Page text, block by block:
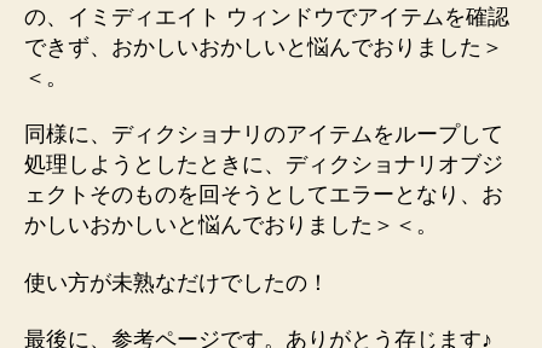
の、イミディエイト ウィンドウでアイテムを確認
できず、おかしいおかしいと悩んでおりました＞
＜。
同様に、ディクショナリのアイテムをループして
処理しようとしたときに、ディクショナリオブジ
ェクトそのものを回そうとしてエラーとなり、お
かしいおかしいと悩んでおりました＞＜。
使い方が未熟なだけでしたの！
最後に、参考ページです。ありがとう存じます♪